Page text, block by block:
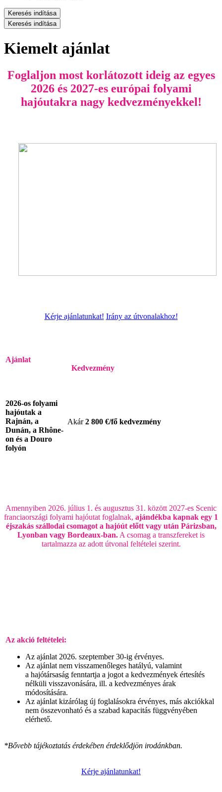
Keresés indítása
Keresés indítása
Kiemelt ajánlat
Foglaljon most korlátozott ideig az egyes
2026 és 2027-es európai folyami
hajóutakra nagy kedvezményekkel!
Kérje ajánlatunkat! Irány az útvonalakhoz!
Ajánlat
Kedvezmény
2026-os folyami
hajóutak a
Rajnán, a
Dunán, a Rhône-
on és a Douro
folyón
Akár2 800 €/fő kedvezmény
Amennyiben 2026. július 1. és augusztus 31. között 2027-es Scenic
franciaországi folyami hajóutat foglalnak, ajándékba kapnak egy 1
éjszakás szállodai csomagot a hajóút előtt vagy után Párizsban,
Lyonban vagy Bordeaux-ban. A csomag a transzfereket is
tartalmazza az adott útvonal feltételei szerint.
Az akció feltételei:
Az ajánlat 2026. szeptember 30-ig érvényes.
Az ajánlat nem visszamenőleges hatályú, valamint
a hajótársaság fenntartja a jogot a kedvezmények értesítés
nélküli visszavonására, ill. a kedvezményes árak
módosítására.
Az ajánlat kizárólag új foglalásokra érvényes, más akciókkal
nem összevonható és a szabad kapacitás függvényében
elérhető.
*Bővebb tájékoztatás érdekében érdeklődjön irodánkban.
Kérje ajánlatunkat!